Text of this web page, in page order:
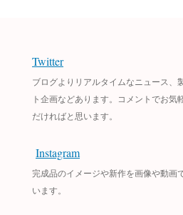
Twitter
ブログよりリアルタイムなニュース、
ト企画などあります。コメントでお気
だければと思います。
Instagram
完成品のイメージや新作を画像や動画
います。